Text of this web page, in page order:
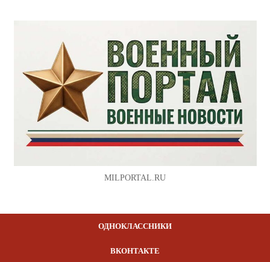
MILPORTAL.RU
ОДНОКЛАССНИКИ
ВКОНТАКТЕ